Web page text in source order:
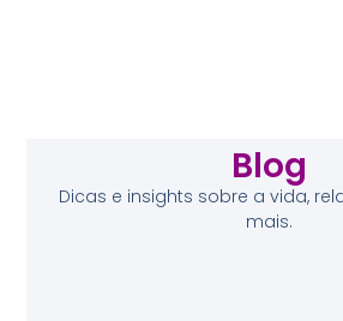
Blog
Dicas e insights sobre a vida,
mais.